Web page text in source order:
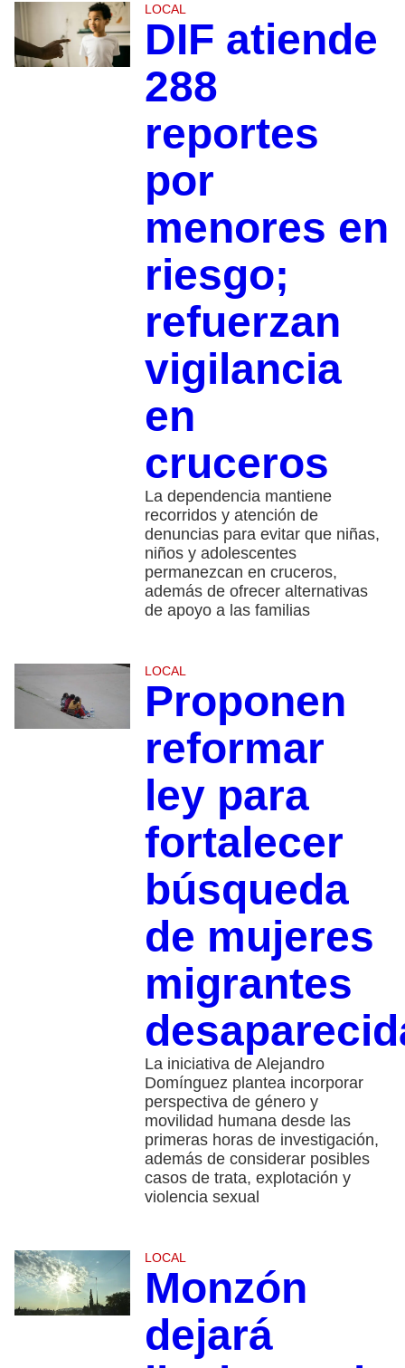
LOCAL
DIF atiende
288
reportes
por
menores en
riesgo;
refuerzan
vigilancia
en
cruceros
La dependencia mantiene
recorridos y atención de
denuncias para evitar que niñas,
niños y adolescentes
permanezcan en cruceros,
además de ofrecer alternativas
de apoyo a las familias
LOCAL
Proponen
reformar
ley para
fortalecer
búsqueda
de mujeres
migrantes
La iniciativa de Alejandro
Domínguez plantea incorporar
perspectiva de género y
movilidad humana desde las
primeras horas de investigación,
además de considerar posibles
casos de trata, explotación y
violencia sexual
LOCAL
Monzón
dejará